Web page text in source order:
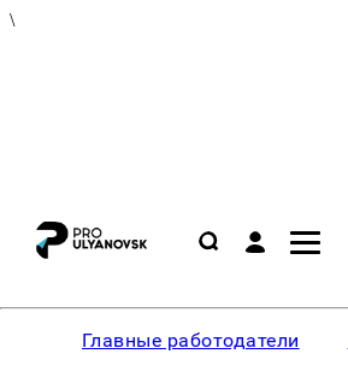
\
Главные работодатели